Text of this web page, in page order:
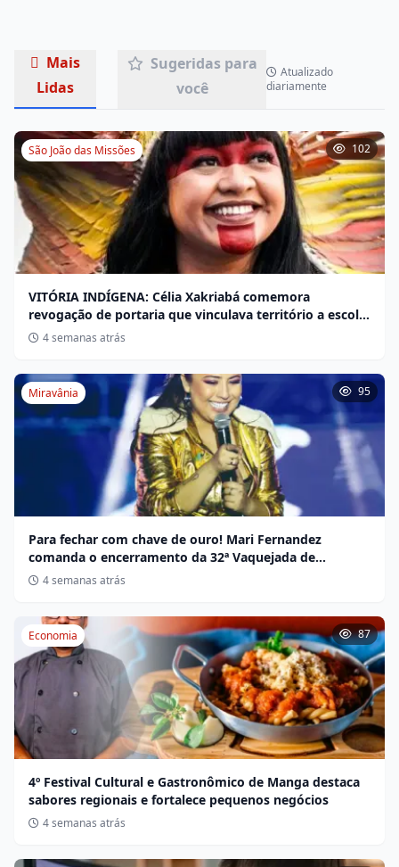
Mais
Lidas
Sugeridas para
você
Atualizado
diariamente
São João das Missões 102
VITÓRIA INDÍGENA: Célia Xakriabá comemora
revogação de portaria que vinculava território a escola
não indígena
4 semanas atrás
Miravânia 95
Para fechar com chave de ouro! Mari Fernandez
comanda o encerramento da 32ª Vaquejada de
Miravânia hoje
4 semanas atrás
Economia 87
4º Festival Cultural e Gastronômico de Manga destaca
sabores regionais e fortalece pequenos negócios
4 semanas atrás